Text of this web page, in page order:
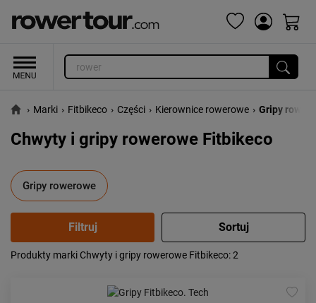
› Marki › Fitbikeco › Części › Kierownice rowerowe › Gripy
Chwyty i gripy rowerowe Fitbikeco
Gripy rowerowe
Popularność:
od najwyższej
Produkty marki Chwyty i gripy rowerowe Fitbikeco: 2